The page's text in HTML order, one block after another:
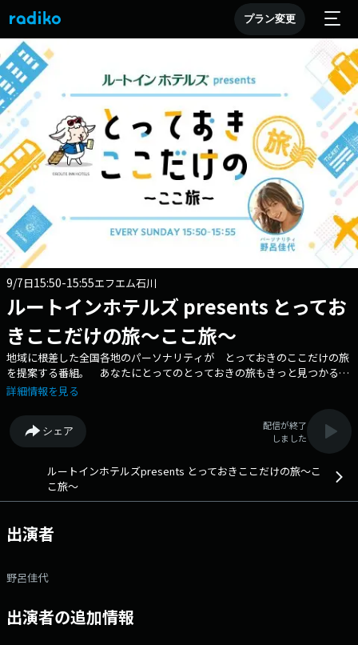
プラン変更
9/7日15:50-15:55エフエム石川
ルートインホテルズ presents とってお
きここだけの旅～ここ旅～
地域に根差した全国各地のパーソナリティが とっておきのここだけの旅
を提案する番組。 あなたにとってのとっておきの旅もきっと見つかるは
ず。 番組Webサイト：https://www.tfm.co.jp/kokotabi/ メッセージ
グは「#ここ旅」 Xアカウントは「@kokotabi_tfm」
詳細情報を見る
シェア
配信が終了
しました
ルートインホテルズpresents とっておきここだけの旅～こ
こ旅～
出演者
野呂佳代
出演者の追加情報